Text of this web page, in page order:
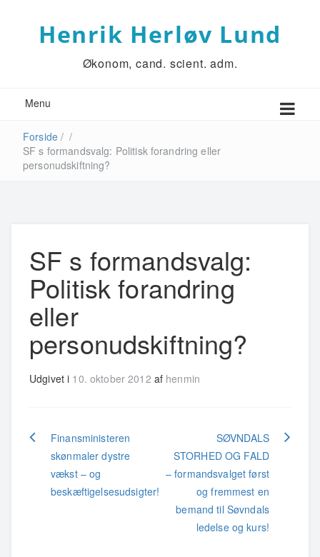
Henrik Herløv Lund
Økonom, cand. scient. adm.
Menu
Forside / /
SF s formandsvalg: Politisk forandring eller
personudskiftning?
SF s formandsvalg:
Politisk forandring
eller
personudskiftning?
Udgivet i 10. oktober 2012 af henmin
Indlægsnavigation
Finansministeren
skønmaler dystre
vækst – og
beskæftigelsesudsigter!
SØVNDALS
STORHED OG FALD
– formandsvalget først
og fremmest en
bemand til Søvndals
ledelse og kurs!